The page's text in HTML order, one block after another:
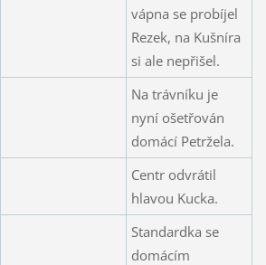
vápna se probíjel
Rezek, na Kušníra
si ale nepřišel.
Na trávníku je
nyní ošetřován
domácí Petržela.
Centr odvrátil
hlavou Kucka.
Standardka se
domácím